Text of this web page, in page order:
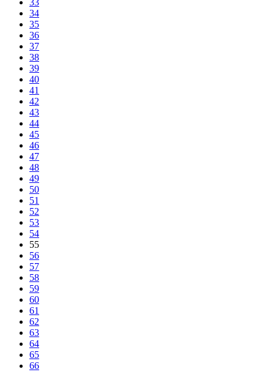
33
34
35
36
37
38
39
40
41
42
43
44
45
46
47
48
49
50
51
52
53
54
55
56
57
58
59
60
61
62
63
64
65
66